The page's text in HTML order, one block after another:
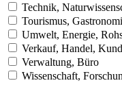
Technik,
Tourismus,
Umwelt, Energie,
Verkauf, Handel,
Verwaltung, Büro
Wissenschaft,